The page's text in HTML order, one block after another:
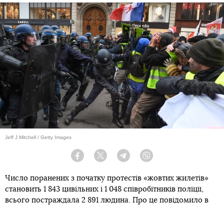
Jeff J Mitchell / Getty Images
Facebook Twitter Telegram
Число поранених з початку протестів «жовтих жилетів»
становить 1 843 цивільних і 1 048 співробітників поліції,
всього постраждала 2 891 людина. Про це повідомило в